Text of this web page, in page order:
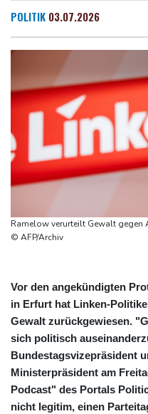
Dresden
Salzburg
21 °C
Baden-Baden
16 °C
Dialog auf - ohne Machado
Schwimm-EM: Gose holt
Angeblicher
Vorstoß im Streit um US-
Würgeschlange an
Unter Traktor
Sri Lanka setzt nach
Zuwächse in der
POLITIK 03.07.2026
Ramelow verurteilt Gewalt
© AFP/Archiv
Vor den angekündigten
in Erfurt hat Linken-
Gewalt zurückgewiesen.
sich politisch
Bundestagsvizepräsident
Ministerpräsident am
Podcast" des Portals
nicht legitim, einen